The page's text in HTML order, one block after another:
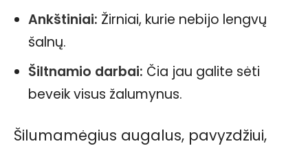
Ankštiniai: Žirniai, kurie nebijo lengvų
šalnų.
Šiltnamio darbai: Čia jau galite sėti
beveik visus žalumynus.
Šilumamėgius augalus, pavyzdžiui,